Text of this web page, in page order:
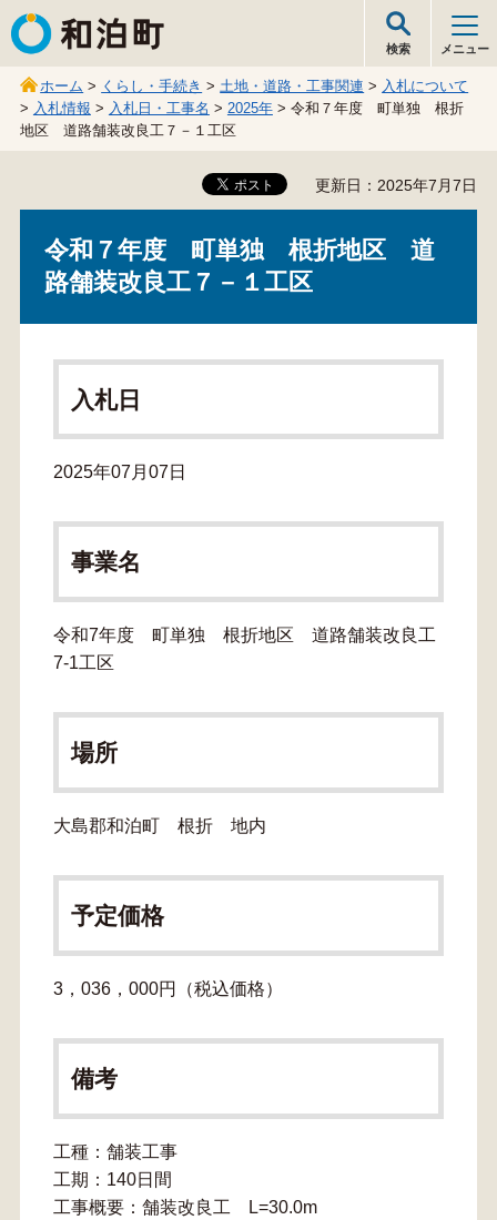
和泊町
検索 メニュー
ホーム > くらし・手続き >土地・道路・工事関連 > 入札について
> 入札情報 > 入札日・工事名 > 2025年> 令和７年度 町単独 根折
地区 道路舗装改良工７－１工区
更新日：2025年7月7日
令和７年度 町単独 根折地区 道
路舗装改良工７－１工区
入札日
2025年07月07日
事業名
令和7年度 町単独 根折地区 道路舗装改良工
7-1工区
場所
大島郡和泊町 根折 地内
予定価格
3，036，000円（税込価格）
備考
工種：舗装工事
工期：140日間
工事概要：舗装改良工 L=30.0m